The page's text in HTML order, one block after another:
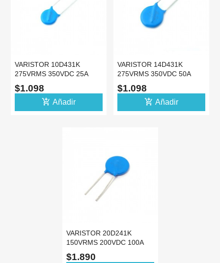
VARISTOR 10D431K
275VRMS 350VDC 25A
10% MOV VDR 10MM
$1.098
add_shopping_cart Añadir
VARISTOR 14D431K
275VRMS 350VDC 50A
10% MOV VDR 14MM
$1.098
add_shopping_cart Añadir
VARISTOR 20D241K
150VRMS 200VDC 100A
10% MOV VDR 20MM
$1.890